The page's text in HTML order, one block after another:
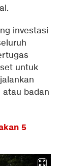
investasi
untuk
badan
5